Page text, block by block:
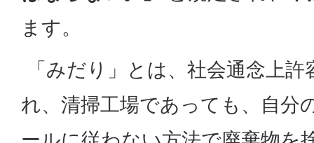
ます。
「みだり」とは、社会通念上
れ、清掃工場であっても、自分